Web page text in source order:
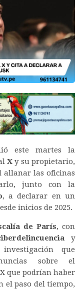
este martes la
X y su propietario,
allanar las oficinas
junto con la
, a declarar en un
inicios de 2025.
de París, con
y
que
sobre el
que podrían haber
el paso del tiempo,